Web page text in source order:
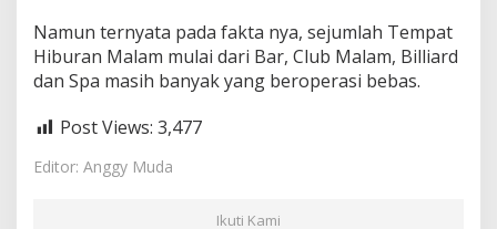
Namun ternyata pada fakta nya, sejumlah Tempat
Hiburan Malam mulai dari Bar, Club Malam, Billiard
dan Spa masih banyak yang beroperasi bebas.
Post Views: 3,477
Editor: Anggy Muda
Ikuti Kami